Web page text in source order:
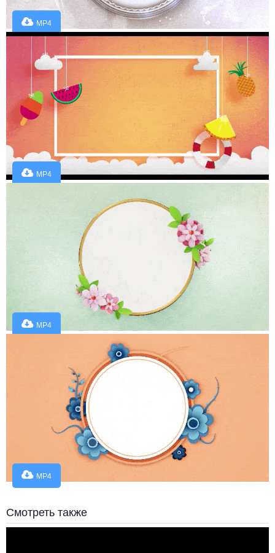
MP4
MP4
MP4
MP4
Смотреть также